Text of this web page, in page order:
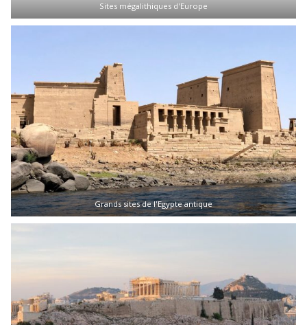
Sites mégalithiques d'Europe
Grands sites de l'Egypte antique